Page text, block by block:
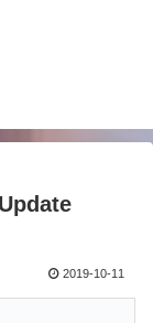
2019-10-11